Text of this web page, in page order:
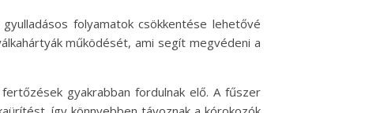
folyamatok csökkentése lehetővé
működését, ami segít megvédeni a
gyakrabban fordulnak elő. A fűszer